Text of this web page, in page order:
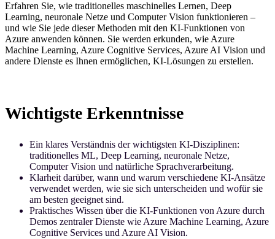
Erfahren Sie, wie traditionelles maschinelles Lernen, Deep
Learning, neuronale Netze und Computer Vision funktionieren –
und wie Sie jede dieser Methoden mit den KI-Funktionen von
Azure anwenden können. Sie werden erkunden, wie Azure
Machine Learning, Azure Cognitive Services, Azure AI Vision und
andere Dienste es Ihnen ermöglichen, KI-Lösungen zu erstellen.
Wichtigste Erkenntnisse
Ein klares Verständnis der wichtigsten KI-Disziplinen:
traditionelles ML, Deep Learning, neuronale Netze,
Computer Vision und natürliche Sprachverarbeitung.
Klarheit darüber, wann und warum verschiedene KI-Ansätze
verwendet werden, wie sie sich unterscheiden und wofür sie
am besten geeignet sind.
Praktisches Wissen über die KI-Funktionen von Azure durch
Demos zentraler Dienste wie Azure Machine Learning, Azure
Cognitive Services und Azure AI Vision.